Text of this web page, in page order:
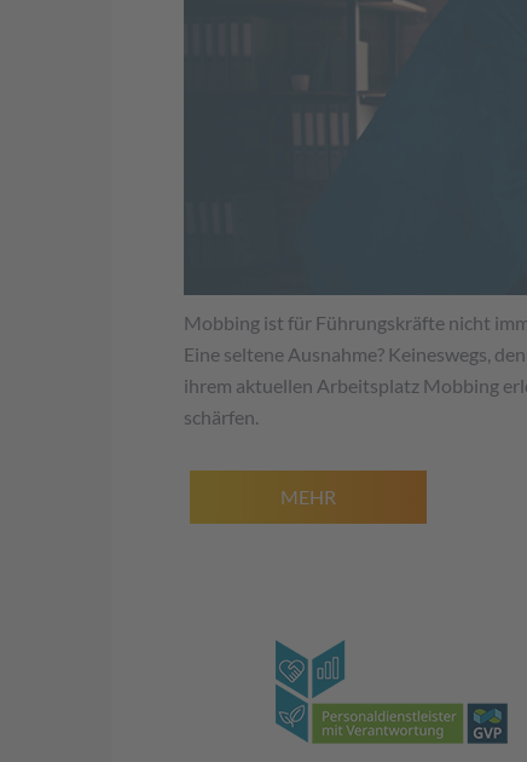
Mobbing ist für Führungskräfte nicht
Eine seltene Ausnahme? Keineswegs,
ihrem aktuellen Arbeitsplatz Mobbing
schärfen.
MEHR